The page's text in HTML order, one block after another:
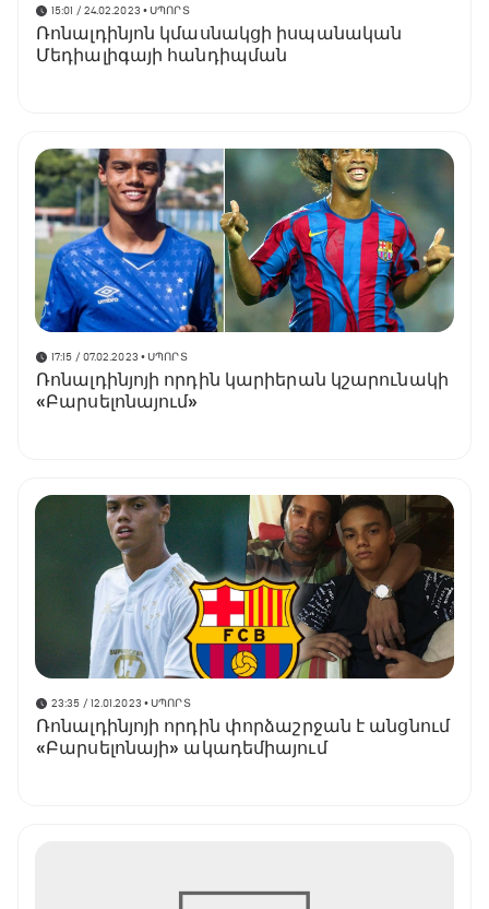
15:01 / 24.02.2023 • ՍՊՈՐՏ
Ռոնալդինյոն կմասնակցի իսպանական
Մեդիալիգայի հանդիպման
17:15 / 07.02.2023 • ՍՊՈՐՏ
Ռոնալդինյոյի որդին կարիերան կշարունակի
«Բարսելոնայում»
23:35 / 12.01.2023 • ՍՊՈՐՏ
Ռոնալդինյոյի որդին փորձաշրջան է անցնում
«Բարսելոնայի» ակադեմիայում